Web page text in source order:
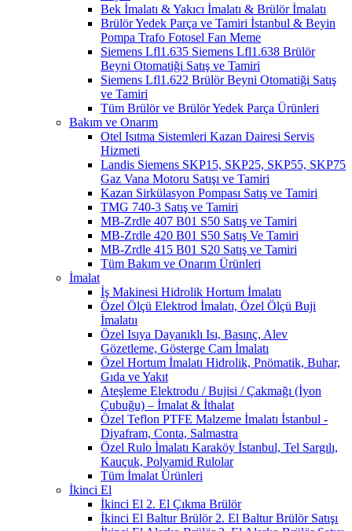
Bek İmalatı & Yakıcı İmalatı & Brülör İmalatı
Brülör Yedek Parça ve Tamiri İstanbul & Beyin
Pompa Trafo Fotosel Fan Meme
Siemens Lfl1.635 Siemens Lfl1.638 Brülör
Beyni Otomatiği Satış ve Tamiri
Siemens Lfl1.622 Brülör Beyni Otomatiği Satış
ve Tamiri
Tüm Brülör ve Brülör Yedek Parça Ürünleri
Bakım ve Onarım
Otel Isıtma Sistemleri Kazan Dairesi Servis
Hizmeti
Landis Siemens SKP15, SKP25, SKP55, SKP75
Gaz Vana Motoru Satışı ve Tamiri
Kazan Sirkülasyon Pompası Satış ve Tamiri
TMG 740-3 Satış ve Tamiri
MB-Zrdle 407 B01 S50 Satış ve Tamiri
MB-Zrdle 420 B01 S50 Satış Ve Tamiri
MB-Zrdle 415 B01 S20 Satış ve Tamiri
Tüm Bakım ve Onarım Ürünleri
İmalat
İş Makinesi Hidrolik Hortum İmalatı
Özel Ölçü Elektrod İmalatı, Özel Ölçü Buji
İmalatıı
Özel Isıya Dayanıklı Isı, Basınç, Alev
Gözetleme, Gösterge Cam İmalatı
Özel Hortum İmalatı Hidrolik, Pnömatik, Buhar,
Gıda ve Yakıt
Ateşleme Elektrodu / Bujisi / Çakmağı (İyon
Çubuğu) – İmalat & İthalat
Özel Teflon PTFE Malzeme İmalatı İstanbul -
Diyafram, Conta, Salmastra
Özel Rulo İmalatı Karaköy İstanbul, Tel Sargılı,
Kauçuk, Polyamid Rulolar
Tüm İmalat Ürünleri
İkinci El
İkinci El 2. El Çıkma Brülör
İkinci El Baltur Brülör 2. El Baltur Brülör Satışı